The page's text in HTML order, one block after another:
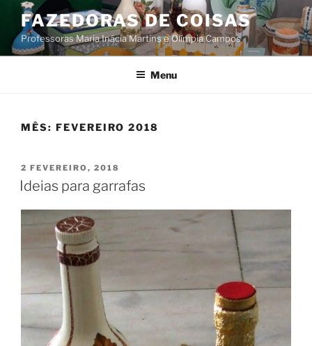
Saltar
conteúdo
FAZEDORAS DE COISAS
Professoras Maria Inácia Martins e Olímpia Campos
Menu
MÊS: FEVEREIRO 2018
PUBLICADO
EM
2 FEVEREIRO, 2018
Ideias para garrafas